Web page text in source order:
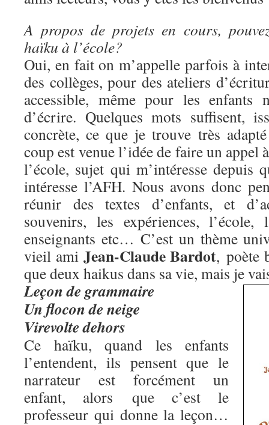
A propos de projets en cours,
haïku à l’école?
Oui, en fait on m’appelle parfois à
des collèges, pour des ateliers
accessible, même pour les enfants
d’écrire. Quelques mots suffisent,
concrète, ce que je trouve très
coup est venue l’idée de faire un appel
l’école, sujet qui m’intéresse depuis
intéresse l’AFH. Nous avons donc
réunir des textes d’enfants, et
souvenirs, les expériences,
enseignants etc… C’est un thème
vieil ami Jean-Claude Bardot, poète
que deux haikus dans sa vie, mais je
Leçon de grammaire
Un flocon de neige
Virevolte dehors
Ce haïku, quand les enfants
l’entendent, ils pensent que le
narrateur est forcément un
enfant, alors que c’est le
professeur qui donne la leçon…